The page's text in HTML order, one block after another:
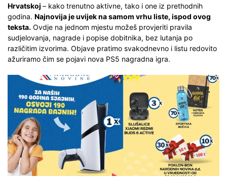
Hrvatskoj – kako trenutno aktivne, tako i one iz prethodnih
godina. Najnovija je uvijek na samom vrhu liste, ispod ovog
teksta. Ovdje na jednom mjestu možeš provjeriti pravila
sudjelovanja, nagrade i popise dobitnika, bez lutanja po
različitim izvorima. Objave pratimo svakodnevno i listu redovito
ažuriramo čim se pojavi nova PS5 nagradna igra.